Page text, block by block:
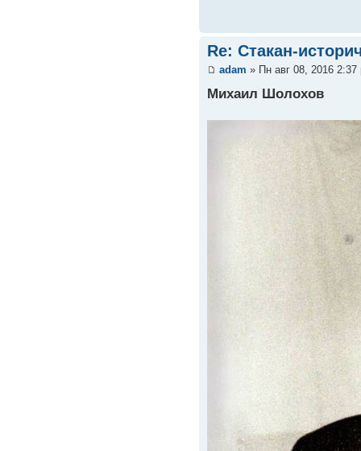
Re: Стакан-
adam » Пн авг 08, 2016 2:37
Михаил Шолохов